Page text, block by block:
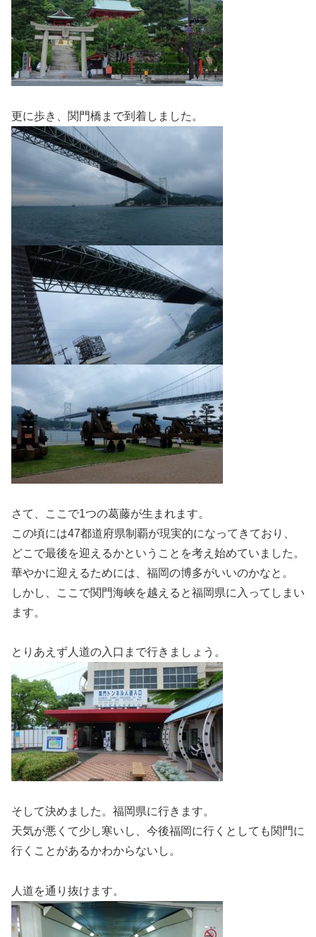
更に歩き、関門橋まで到着しました。
さて、ここで1つの葛藤が生まれます。
この頃には47都道府県制覇が現実的になってきており、
どこで最後を迎えるかということを考え始めていました。
華やかに迎えるためには、福岡の博多がいいのかなと。
しかし、ここで関門海峡を越えると福岡県に入ってしまい
ます。
とりあえず人道の入口まで行きましょう。
そして決めました。福岡県に行きます。
天気が悪くて少し寒いし、今後福岡に行くとしても関門に
行くことがあるかわからないし。
人道を通り抜けます。